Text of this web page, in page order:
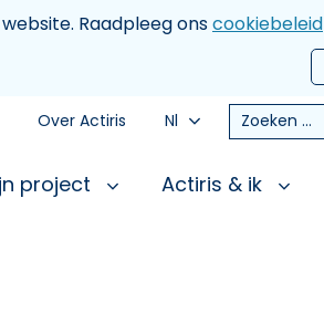
Raadpleeg onscookiebeleid
Over Actiris Nl Zoeken
project Actiris & ik